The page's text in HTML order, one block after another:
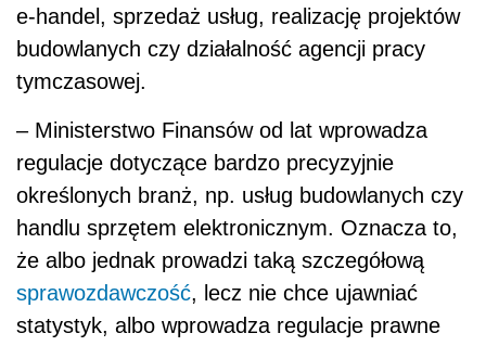
e-handel, sprzedaż usług, realizację projektów
budowlanych czy działalność agencji pracy
tymczasowej.
– Ministerstwo Finansów od lat wprowadza
regulacje dotyczące bardzo precyzyjnie
określonych branż, np. usług budowlanych czy
handlu sprzętem elektronicznym. Oznacza to,
że albo jednak prowadzi taką szczegółową
sprawozdawczość, lecz nie chce ujawniać
statystyk, albo wprowadza regulacje prawne